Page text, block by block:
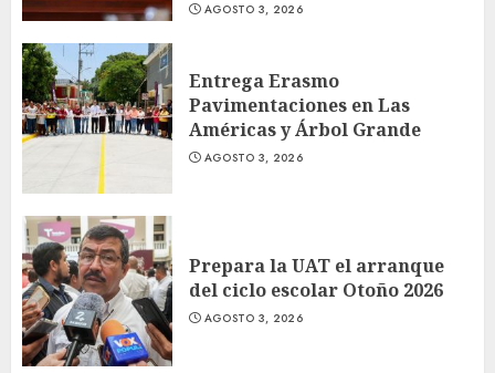
AGOSTO 3, 2026
Entrega Erasmo
Pavimentaciones en Las
Américas y Árbol Grande
AGOSTO 3, 2026
Prepara la UAT el arranque
del ciclo escolar Otoño 2026
AGOSTO 3, 2026